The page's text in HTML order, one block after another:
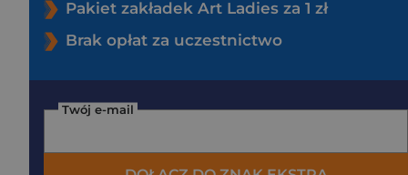
Pakiet zakładek Art Ladies za 1 zł
Brak opłat za uczestnictwo
Twój e-mail